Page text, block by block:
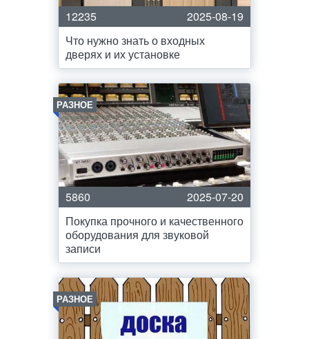
12235
2025-08-19
Что нужно знать о входных
дверях и их установке
РАЗНОЕ
5860
2025-07-20
Покупка прочного и качественного
оборудования для звуковой
записи
РАЗНОЕ